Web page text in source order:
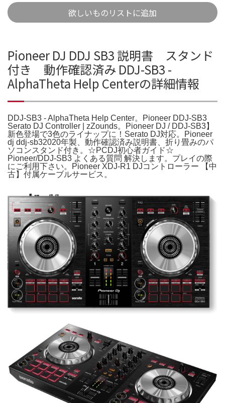
欲しいものリストに追加
Pioneer DJ DDJ SB3 説明書 スタンド
付き 動作確認済み DDJ-SB3 -
AlphaTheta Help Centerの詳細情報
DDJ-SB3 - AlphaTheta Help Center。Pioneer DDJ-SB3
Serato DJ Controller | zZounds。Pioneer DJ / DDJ-SB3】
新色登場で3色のライナップに！Serato DJ対応。Pioneer
dj ddj-sb32020年製、動作確認済み説明書、折り畳みのパ
ソコンスタンド付き。☆PCDJ初心者ガイド☆
Pioneer/DDJ-SB3 よくある質問 解決します。プレイの際
にご利用下さい。Pioneer XDJ-R1 DJコントローラー 【中
古】付属ケーブルサービス。